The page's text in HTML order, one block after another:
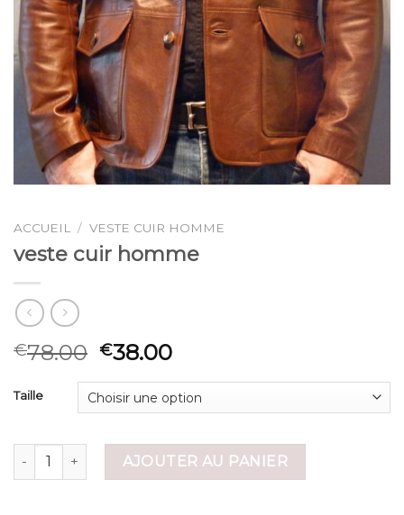
ACCUEIL / VESTE CUIR HOMME
veste cuir homme
€78.00 €38.00
Taille
quantité de veste cuir homme
AJOUTER AU PANIER